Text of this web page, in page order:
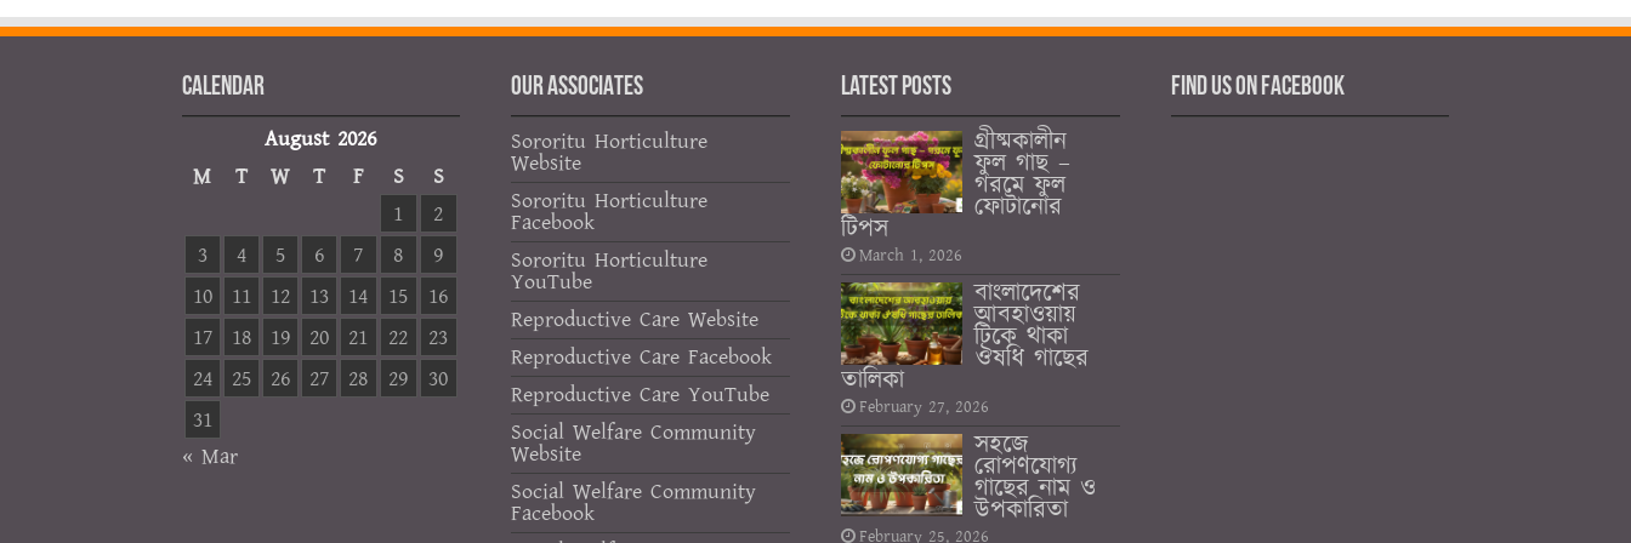
Calendar
August 2026
M
T W T F S
S
1
2
3
4 5 6 7 8
9
10
11 12 13 14 15
16
17
18 19 20 21 22
23
24
25 26 27 28 29
30
31
« Mar
OUR ASSOCIATES
Sororitu Horticulture
Website
Sororitu Horticulture
Facebook
Sororitu Horticulture
YouTube
Reproductive Care Website
Reproductive Care Facebook
Reproductive Care YouTube
Social Welfare Community
Website
Social Welfare Community
Facebook
Latest Posts
গ্রীষ্মকালীন
ফুল গাছ –
গরমে ফুল
ফোটানোর
টিপস
March 1, 2026
বাংলাদেশের
আবহাওয়ায়
টিকে থাকা
ঔষধি গাছের
তালিকা
February 27, 2026
সহজে
রোপণযোগ্য
গাছের নাম ও
উপকারিতা
February 25, 2026
Find us on Facebook